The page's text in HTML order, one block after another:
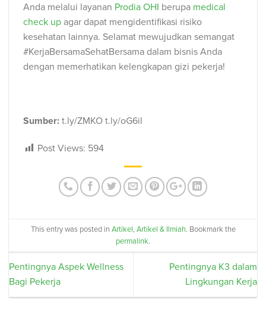
Anda melalui layanan Prodia OHI berupa medical
check up agar dapat mengidentifikasi risiko
kesehatan lainnya. Selamat mewujudkan semangat
#KerjaBersamaSehatBersama dalam bisnis Anda
dengan memerhatikan kelengkapan gizi pekerja!
Sumber: t.ly/ZMKO t.ly/oG6il
Post Views: 594
This entry was posted in Artikel, Artikel & Ilmiah. Bookmark the
permalink.
Pentingnya Aspek Wellness
Bagi Pekerja
Pentingnya K3 dalam
Lingkungan Kerja